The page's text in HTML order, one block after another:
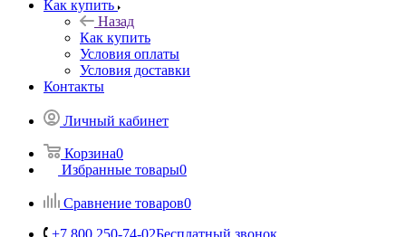
Как купить
Назад
Как купить
Условия оплаты
Условия доставки
Контакты
Личный кабинет
Корзина0
Избранные товары0
Сравнение товаров0
+7 800 250-74-02Бесплатный звонок